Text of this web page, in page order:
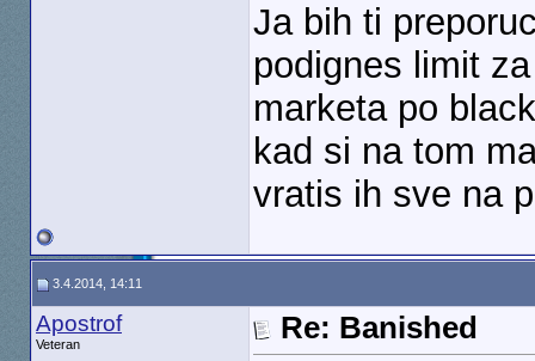
Ja bih ti
podignes limit
marketa po
kad si na tom
vratis ih sve na
3.4.2014, 14:11
Apostrof
Veteran
Re: Banished